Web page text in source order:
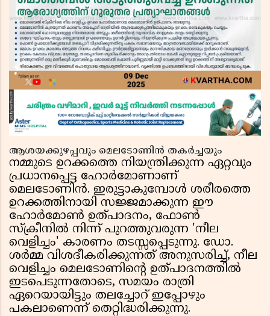
ആശയക്കുഴപ്പവും മെലടോണിൻ തകർച്ചയും
നമ്മുടെ ഉറക്കത്തെ നിയന്ത്രിക്കുന്ന ഏറ്റവും
പ്രധാനപ്പെട്ട ഹോർമോണാണ്
മെലടോണിൻ. ഇരുട്ടാകുമ്പോൾ ശരീരത്തെ
ഉറക്കത്തിനായി സജ്ജമാക്കുന്ന ഈ
ഹോർമോൺ ഉത്പാദനം, ഫോൺ
സ്ക്രീനിൽ നിന്ന് പുറത്തുവരുന്ന 'നീല
വെളിച്ചം' കാരണം തടസ്സപ്പെടുന്നു. ഡോ.
ശർമ്മ വിശദീകരിക്കുന്നത് അനുസരിച്ച്, നീല
വെളിച്ചം മെലടോണിന്റെ ഉത്പാദനത്തിൽ
ഇടപെടുന്നതോടെ, സമയം രാത്രി
ഏറെയായിട്ടും തലച്ചോറ് ഇപ്പോഴും
പകലാണെന്ന് തെറ്റിദ്ധരിക്കുന്നു.